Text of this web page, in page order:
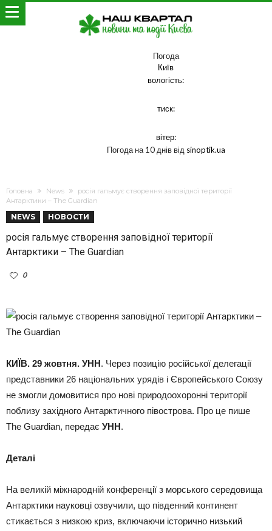
Погода
Київ
вологість:
тиск:
вітер:
Погода на 10 днів від sinoptik.ua
Головна News
росія гальмує створення заповідної території
Антарктики – The Guardian
NEWS НОВОСТИ
росія гальмує створення заповідної території
Антарктики – The Guardian
0
КИЇВ. 29 жовтня. УНН. Через позицію російської делегації
представники 26 національних урядів і Європейського Союзу
не змогли домовитися про нові природоохоронні території
поблизу західного Антарктичного півострова. Про це пише
The Guardian, передає УНН.
Деталі
На великій міжнародній конференції з морського середовища
Антарктики науковці озвучили, що південний континент
стикається з низкою криз, включаючи історично низький